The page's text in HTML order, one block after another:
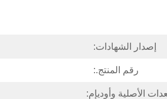
إصدار الشهادات:
رقم المنتج.:
الأصلية وأوديإم: